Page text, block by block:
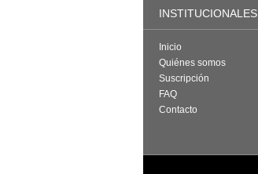
INSTITUCIONALES
Inicio
Quiénes somos
Suscripción
FAQ
Contacto